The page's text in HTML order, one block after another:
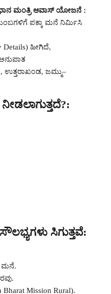
ಮಂತ್ರಿ ಆವಾಸ್ ಯೋಜನೆ :
ಪಕ್ಕಾ ಮನೆ ನಿರ್ಮಿಸಿ
ಹೀಗಿದೆ,
ಉತ್ತರಾಖಂಡ, ಜಮ್ಮು–
ಸಿಗುತ್ತವೆ:
ಮನೆ.
Mission Rural).